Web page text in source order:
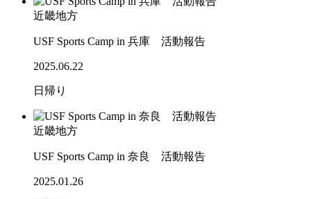
近畿地方
USF Sports Camp in 兵庫 活動報告
2025.06.22
日帰り
近畿地方
USF Sports Camp in 奈良 活動報告
2025.01.26